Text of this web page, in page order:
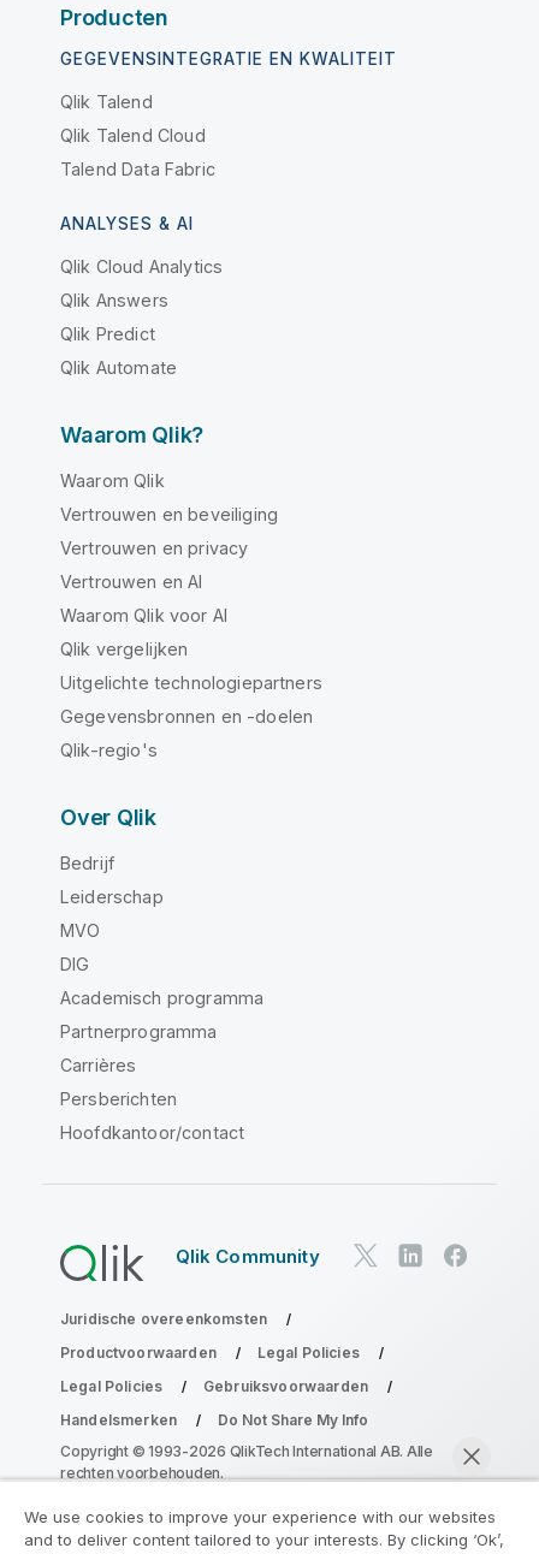
Producten
GEGEVENSINTEGRATIE EN KWALITEIT
Qlik Talend
Qlik Talend Cloud
Talend Data Fabric
ANALYSES & AI
Qlik Cloud Analytics
Qlik Answers
Qlik Predict
Qlik Automate
Waarom Qlik?
Waarom Qlik
Vertrouwen en beveiliging
Vertrouwen en privacy
Vertrouwen en AI
Waarom Qlik voor AI
Qlik vergelijken
Uitgelichte technologiepartners
Gegevensbronnen en -doelen
Qlik-regio's
Over Qlik
Bedrijf
Leiderschap
MVO
DIG
Academisch programma
Partnerprogramma
Carrières
Persberichten
Hoofdkantoor/contact
Qlik Community
Juridische overeenkomsten
Productvoorwaarden
Legal Policies
Legal Policies
Gebruiksvoorwaarden
Handelsmerken
Do Not Share My Info
Copyright © 1993-2026 QlikTech International AB. Alle
rechten voorbehouden.
We use cookies to improve your experience with our websites
and to deliver content tailored to your interests. By clicking ‘Ok’,